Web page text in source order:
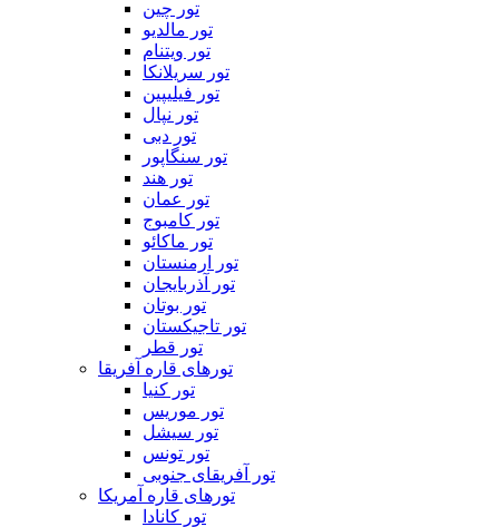
تور چین
تور مالدیو
تور ویتنام
تور سریلانکا
تور فیلیپین
تور نپال
تور دبی
تور سنگاپور
تور هند
تور عمان
تور کامبوج
تور ماکائو
تور ارمنستان
تور آذربایجان
تور بوتان
تور تاجیکستان
تور قطر
تورهای قاره آفریقا
تور کنیا
تور موریس
تور سیشل
تور تونس
تور آفریقای جنوبی
تورهای قاره آمریکا
تور کانادا